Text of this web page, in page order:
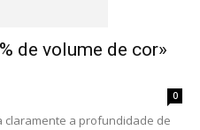
de volume de cor»
0
claramente a profundidade de